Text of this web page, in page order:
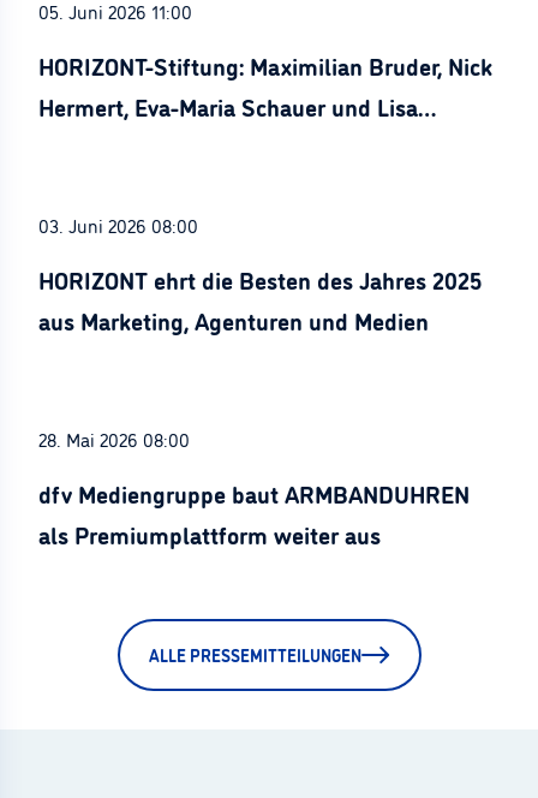
05. Juni 2026 11:00
HORIZONT-Stiftung: Maximilian Bruder, Nick
Hermert, Eva-Maria Schauer und Lisa
03. Juni 2026 08:00
HORIZONT ehrt die Besten des Jahres 2025
aus Marketing, Agenturen und Medien
28. Mai 2026 08:00
dfv Mediengruppe baut ARMBANDUHREN
als Premiumplattform weiter aus
ALLE PRESSEMITTEILUNGEN